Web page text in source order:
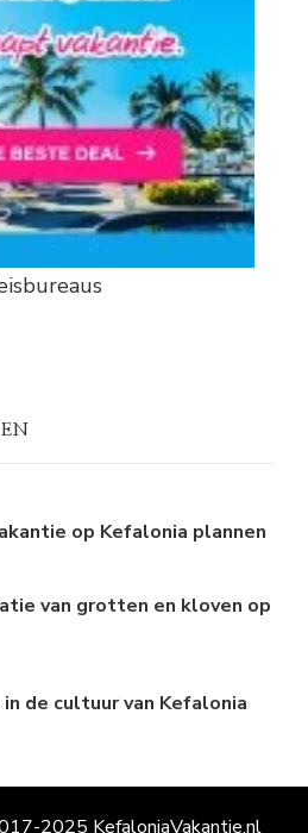
op Kefalonia plannen
van grotten en kloven op
de cultuur van Kefalonia
2025 KefaloniaVakantie.nl